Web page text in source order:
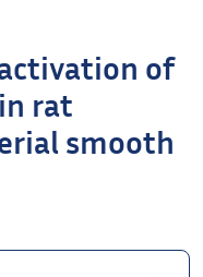
of
rat
smooth